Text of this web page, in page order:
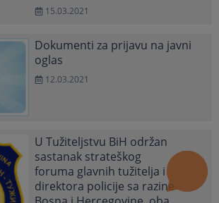
15.03.2021
Dokumenti za prijavu na javni
oglas
12.03.2021
U Tužiteljstvu BiH održan
sastanak strateškog
foruma glavnih tužitelja i
direktora policije sa razine